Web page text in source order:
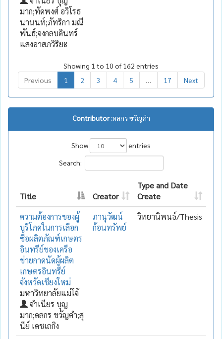
มาก;ทัดพงศ์ อวิโรธ
นานนท์;ภัทริกา มณี
พันธ์;จงกลบดินทร์
แสงอาสภวิริยะ
Showing 1 to 10 of 162 entries
Previous
1 2 3 4 5 17 Next
Contributor :ดลกร ขวัญคำ
Show
entries
Search:
Title Creator
Type and Date
Create
ความต้องการของผู้
บริโภคในการเลือก
ซื้อผลิตภัณฑ์เกษตร
อินทรีย์ของเครือ
ข่ายกาดนัดผู้ผลิต
เกษตรอินทรีย์
จังหวัดเชียงใหม่
มหาวิทยาลัยแม่โจ้
จำเนียร บุญ
มาก;ดลกร ขวัญคำ;สุ
นีย์ เดชเถกิง
ภานุวัฒน์
ก้อนทรัพย์
วิทยานิพนธ์/Thesis